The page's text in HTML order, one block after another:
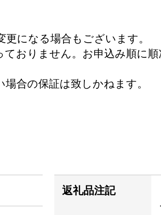
になる場合もございます。
おりません。お申込み順に
合の保証は致しかねます。
返礼品注記